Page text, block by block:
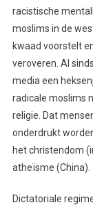
racistische
moslims in de
kwaad voorstelt
veroveren. Al
media een
radicale moslims
religie. Dat
onderdrukt
het christendom
atheïsme (China).
Dictatoriale